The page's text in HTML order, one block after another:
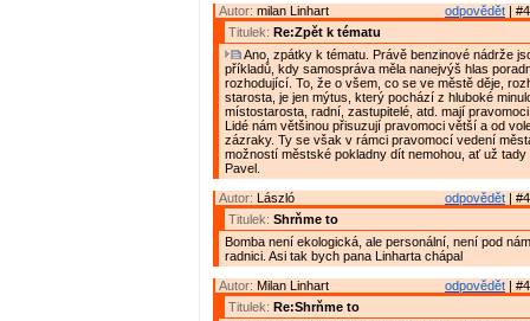
odpovědět |
Autor: milan Linhart
Titulek: Re:Zpět k tématu
Ano, zpátky k tématu. Právě benzinové nádrže
příkladů, kdy samospráva měla nanejvýš hlas
rozhodující. To, že o všem, co se ve městě děje,
starosta, je jen mýtus, který pochází z hluboké
místostarosta, radní, zastupitelé, atd. mají
Lidé nám většinou přisuzují pravomoci větší a od
zázraky. Ty se však v rámci pravomocí vedení
možností městské pokladny dít nemohou, ať už tady
Pavel.
odpovědět |
Autor: László
Titulek: Shrňme to
Bomba není ekologická, ale personální, není pod
radnici. Asi tak bych pana Linharta chápal
odpovědět |
Autor: Milan Linhart
Titulek: Re:Shrňme to